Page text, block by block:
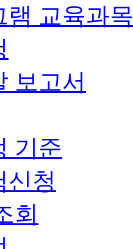
램 교육과목
보고서
기준
신청
회